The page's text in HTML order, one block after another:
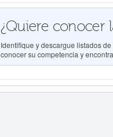
¿Quiere conocer
Identifique y descargue listados
conocer su competencia y